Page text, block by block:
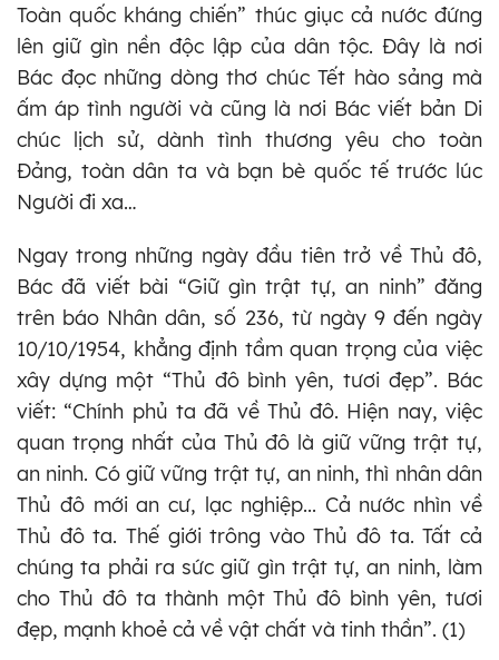
Toàn quốc kháng chiến” thúc giục cả nước đứng
lên giữ gìn nền độc lập của dân tộc. Đây là nơi
Bác đọc những dòng thơ chúc Tết hào sảng mà
ấm áp tình người và cũng là nơi Bác viết bản Di
chúc lịch sử, dành tình thương yêu cho toàn
Đảng, toàn dân ta và bạn bè quốc tế trước lúc
Người đi xa…
Ngay trong những ngày đầu tiên trở về Thủ đô,
Bác đã viết bài “Giữ gìn trật tự, an ninh” đăng
trên báo Nhân dân, số 236, từ ngày 9 đến ngày
10/10/1954, khẳng định tầm quan trọng của việc
xây dựng một “Thủ đô bình yên, tươi đẹp”. Bác
viết: “Chính phủ ta đã về Thủ đô. Hiện nay, việc
quan trọng nhất của Thủ đô là giữ vững trật tự,
an ninh. Có giữ vững trật tự, an ninh, thì nhân dân
Thủ đô mới an cư, lạc nghiệp... Cả nước nhìn về
Thủ đô ta. Thế giới trông vào Thủ đô ta. Tất cả
chúng ta phải ra sức giữ gìn trật tự, an ninh, làm
cho Thủ đô ta thành một Thủ đô bình yên, tươi
đẹp, mạnh khoẻ cả về vật chất và tinh thần”. (1)